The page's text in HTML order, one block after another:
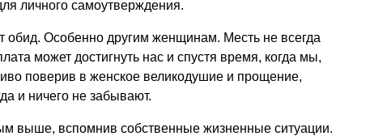
личного самоутверждения.
Особенно другим женщинам. Месть не всегда
может достигнуть нас и спустя время, когда мы,
поверив в женское великодушие и прощение,
и ничего не забывают.
выше, вспомнив собственные жизненные ситуации.